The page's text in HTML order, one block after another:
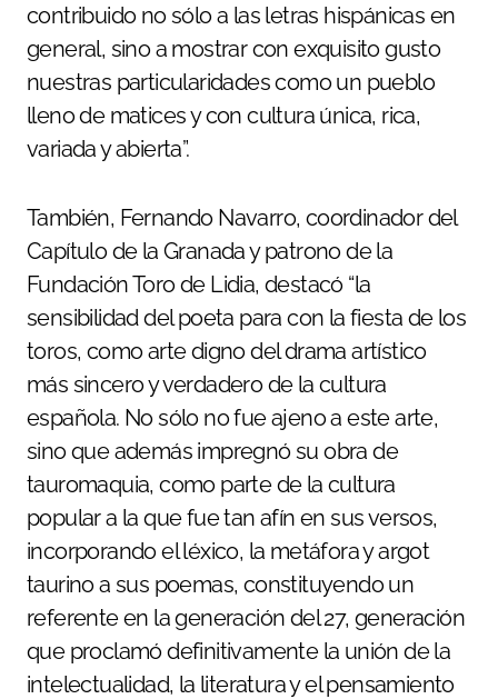
contribuido no sólo a las letras hispánicas en
general, sino a mostrar con exquisito gusto
nuestras particularidades como un pueblo
lleno de matices y con cultura única, rica,
variada y abierta”.
También, Fernando Navarro, coordinador del
Capítulo de la Granada y patrono de la
Fundación Toro de Lidia, destacó “la
sensibilidad del poeta para con la fiesta de los
toros, como arte digno del drama artístico
más sincero y verdadero de la cultura
española. No sólo no fue ajeno a este arte,
sino que además impregnó su obra de
tauromaquia, como parte de la cultura
popular a la que fue tan afín en sus versos,
incorporando el léxico, la metáfora y argot
taurino a sus poemas, constituyendo un
referente en la generación del 27, generación
que proclamó definitivamente la unión de la
intelectualidad, la literatura y el pensamiento